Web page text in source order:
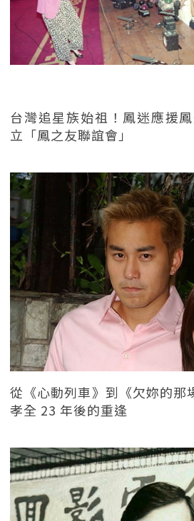
台灣追星族始祖！鳳迷應援
立「鳳之友聯誼會」
從《心動列車》到《欠妳的那
孝全 23 年後的重逢